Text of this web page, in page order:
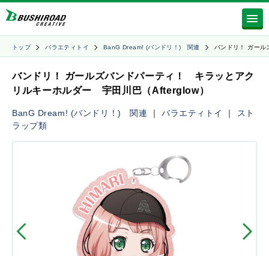
トップ バラエティトイ BanG Dream! (バンドリ！) 関連 バンドリ！ ガー
バンドリ！ ガールズバンドパーティ！ キラッとアク
リルキーホルダー 宇田川巴（Afterglow）
BanG Dream! (バンドリ！) 関連 ｜バラエティトイ ｜
スト
ラップ類